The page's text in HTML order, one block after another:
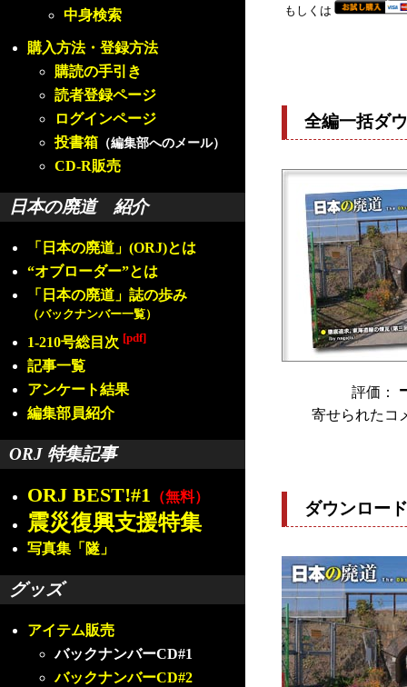
中身検索
購入方法・登録方法
購読の手引き
読者登録ページ
ログインページ
投書箱 （編集部へのメール）
CD-R販売
日本の廃道 紹介
「日本の廃道」(ORJ)とは
“オブローダー”とは
「日本の廃道」誌の歩み
（バックナンバー一覧）
1-210号総目次 [pdf]
記事一覧
アンケート結果
編集部員紹介
ORJ 特集記事
ORJ BEST!#1 （無料）
震災復興支援特集
写真集「隧」
グッズ
アイテム販売
バックナンバーCD#1
バックナンバーCD#2
もしくは
全編一括ダ
評価：
寄せられたコ
ダウンロー